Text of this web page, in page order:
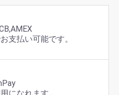
支払い可能です。